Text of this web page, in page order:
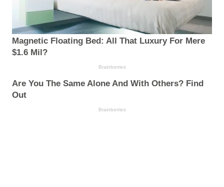
Magnetic Floating Bed: All That Luxury For Mere
$1.6 Mil?
Brainberries
Are You The Same Alone And With Others? Find
Out
Brainberries